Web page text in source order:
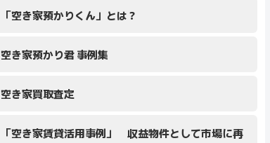
「空き家預かりくん」とは？
空き家預かり君 事例集
空き家買取査定
「空き家賃貸活用事例」 収益物件として市場に再